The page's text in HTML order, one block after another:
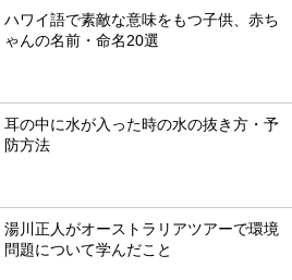
ハワイ語で素敵な意味をもつ子供、赤ち
ゃんの名前・命名20選
耳の中に水が入った時の水の抜き方・予
防方法
湯川正人がオーストラリアツアーで環境
問題について学んだこと